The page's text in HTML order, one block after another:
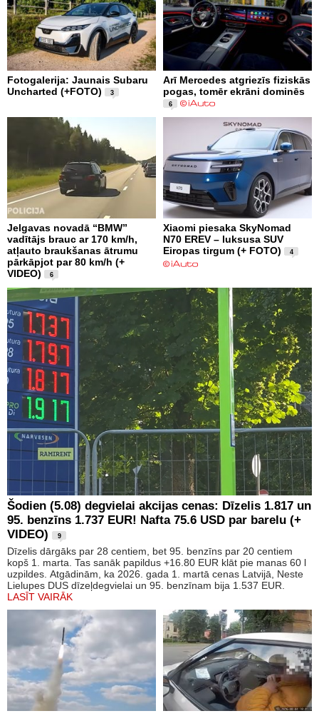
Fotogalerija: Jaunais Subaru
Uncharted (+FOTO)
3
Arī Mercedes atgriezīs fiziskās
pogas, tomēr ekrāni dominēs
6
Jelgavas novadā “BMW”
vadītājs brauc ar 170 km/h,
atļauto braukšanas ātrumu
pārkāpjot par 80 km/h (+
VIDEO)
6
Xiaomi piesaka SkyNomad
N70 EREV – luksusa SUV
Eiropas tirgum (+ FOTO)
4
Šodien (5.08) degvielai akcijas cenas: Dīzelis 1.817 un
95. benzīns 1.737 EUR! Nafta 75.6 USD par barelu (+
VIDEO)
9
Dīzelis dārgāks par 28 centiem, bet 95. benzīns par 20 centiem
kopš 1. marta. Tas sanāk papildus +16.80 EUR klāt pie manas 60 l
uzpildes. Atgādinām, ka 2026. gada 1. martā cenas Latvijā, Neste
Lielupes DUS dīzeļdegvielai un 95. benzīnam bija 1.537 EUR.
LASĪT VAIRĀK